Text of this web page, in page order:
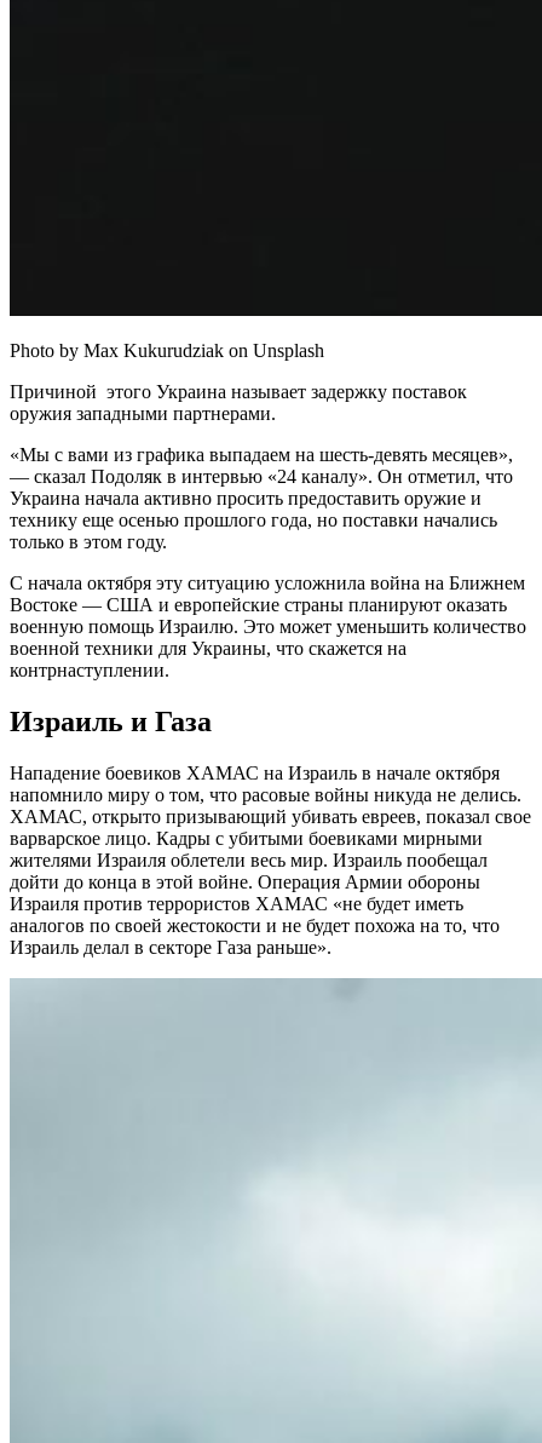
Photo by Max Kukurudziak on Unsplash
Причиной этого Украина называет задержку поставок
оружия западными партнерами.
«Мы с вами из графика выпадаем на шесть-девять месяцев»,
— сказал Подоляк в интервью «24 каналу». Он отметил, что
Украина начала активно просить предоставить оружие и
технику еще осенью прошлого года, но поставки начались
только в этом году.
С начала октября эту ситуацию усложнила война на Ближнем
Востоке — США и европейские страны планируют оказать
военную помощь Израилю. Это может уменьшить количество
военной техники для Украины, что скажется на
контрнаступлении.
Израиль и Газа
Нападение боевиков ХАМАС на Израиль в начале октября
напомнило миру о том, что расовые войны никуда не делись.
ХАМАС, открыто призывающий убивать евреев, показал свое
варварское лицо. Кадры с убитыми боевиками мирными
жителями Израиля облетели весь мир. Израиль пообещал
дойти до конца в этой войне. Операция Армии обороны
Израиля против террористов ХАМАС «не будет иметь
аналогов по своей жестокости и не будет похожа на то, что
Израиль делал в секторе Газа раньше».